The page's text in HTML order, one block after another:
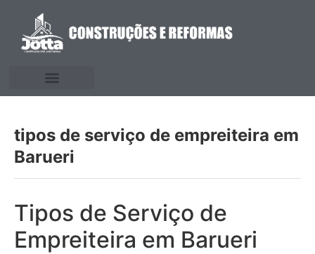
tipos de serviço de empreiteira em
Barueri
Tipos de Serviço de
Empreiteira em Barueri